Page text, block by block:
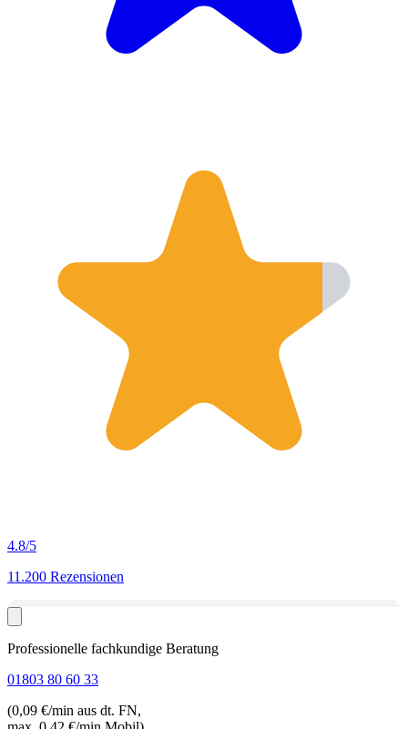
4.8/5
11.200 Rezensionen
Professionelle fachkundige Beratung
01803 80 60 33
(0,09 €/min aus dt. FN,